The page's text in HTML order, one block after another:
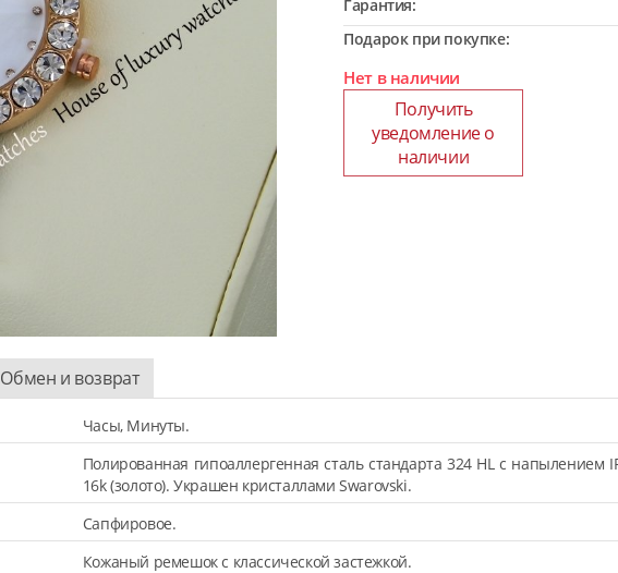
Гарантия:
Подарок при покупке:
Нет в наличии
Получить
уведомление о
наличии
Обмен и возврат
Часы, Минуты.
Полированная гипоаллергенная сталь стандарта 324 HL с напылением
16k (золото). Украшен кристаллами Swarovski.
Сапфировое.
Кожаный ремешок с классической застежкой.